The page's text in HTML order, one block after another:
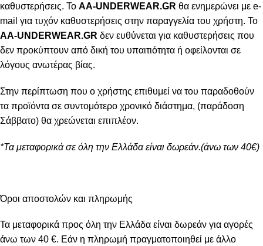
καθυστερήσεις. Το AA-UNDERWEAR.GR θα ενημερώνει με e-
mail για τυχόν καθυστερήσεις στην παραγγελία του χρήστη. Το
AA-UNDERWEAR.GR δεν ευθύνεται για καθυστερήσεις που
δεν προκύπτουν από δική του υπαιτιότητα ή οφείλονται σε
λόγους ανωτέρας βίας.
Στην περίπτωση που ο χρήστης επιθυμεί να του παραδοθούν
τα προϊόντα σε συντομότερο χρονικό διάστημα, (παράδοση
Σάββατο) θα χρεώνεται επιπλέον.
*Τα μεταφορικά σε όλη την Ελλάδα είναι δωρεάν.(άνω των 40€)
Όροι αποστολών και πληρωμής
Τα μεταφορικά προς όλη την Ελλάδα είναι δωρεάν για αγορές
άνω των 40 €. Εάν η πληρωμή πραγματοποιηθεί με άλλο